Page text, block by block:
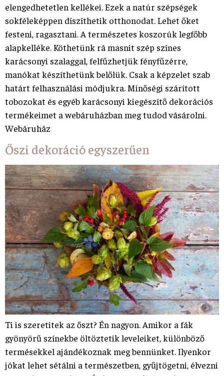
elengedhetetlen kellékei. Ezek a natúr szépségek
sokféleképpen díszíthetik otthonodat. Lehet őket
festeni, ragasztani. A természetes koszorúk legfőbb
alapkelléke. Köthetünk rá masnit szép színes
karácsonyi szalaggal, felfűzhetjük fényfűzérre,
manókat készíthetünk belőlük. Csak a képzelet szab
határt felhasználási módjukra. Minőségi szárított
tobozokat és egyéb karácsonyi kiegészítő dekorációs
termékeimet a webáruházban meg tudod vásárolni.
Webáruház
Őszi dekoráció egyszerűen
Ti is szeretitek az őszt? Én nagyon. Amikor a fák
gyönyörű színekbe öltöztetik leveleiket, különböző
termésekkel ajándékoznak meg bennünket. Ilyenkor
jókat lehet sétálni a természetben, gyűjtögetni, élvezni